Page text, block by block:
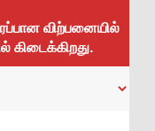
விற்பனையில்
கிடைக்கிறது.